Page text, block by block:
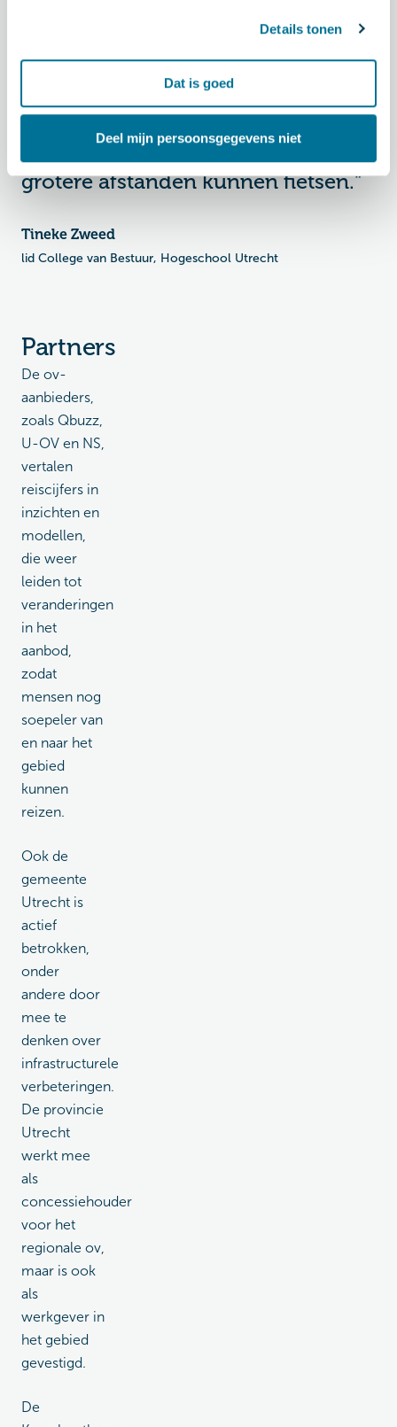
Details tonen
Dat is goed
Deel mijn persoonsgegevens niet
medewerkers stimuleren om met
de fiets te komen. Onze
fietsenregeling is bijvoorbeeld ook
in te zetten voor de aanschaf van
een e-bike, waardoor mensen over
grotere afstanden kunnen fietsen."
Tineke Zweed
lid College van Bestuur, Hogeschool Utrecht
Partners
De ov-
aanbieders,
zoals Qbuzz,
U-OV en NS,
vertalen
reiscijfers in
inzichten en
modellen,
die weer
leiden tot
veranderingen
in het
aanbod,
zodat
mensen nog
soepeler van
en naar het
gebied
kunnen
reizen.
Ook de
gemeente
Utrecht is
actief
betrokken,
onder
andere door
mee te
denken over
infrastructurele
verbeteringen.
De provincie
Utrecht
werkt mee
als
concessiehouder
voor het
regionale ov,
maar is ook
als
werkgever in
het gebied
gevestigd.
De